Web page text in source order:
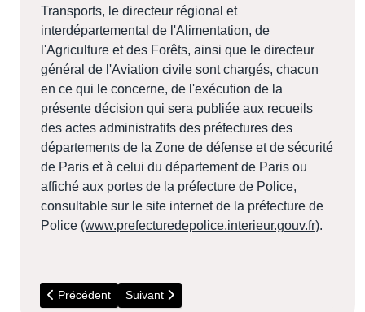
Transports, le directeur régional et
interdépartemental de l'Alimentation, de
l'Agriculture et des Forêts, ainsi que le directeur
général de l'Aviation civile sont chargés, chacun
en ce qui le concerne, de l'exécution de la
présente décision qui sera publiée aux recueils
des actes administratifs des préfectures des
départements de la Zone de défense et de sécurité
de Paris et à celui du département de Paris ou
affiché aux portes de la préfecture de Police,
consultable sur le site internet de la préfecture de
Police (www.prefecturedepolice.interieur.gouv.fr).
Article précédent : Recherche de témoins suite à une
Précédent Article suivant : Chiffres de l'Insee
Suivant